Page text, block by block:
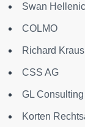
Swan Hellenic
COLMO
Richard Kraus
CSS AG
GL
Korten